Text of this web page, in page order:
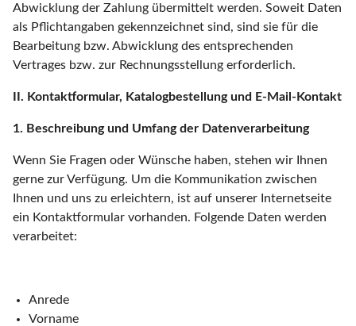
Abwicklung der Zahlung übermittelt werden. Soweit Daten
als Pflichtangaben gekennzeichnet sind, sind sie für die
Bearbeitung bzw. Abwicklung des entsprechenden
Vertrages bzw. zur Rechnungsstellung erforderlich.
II. Kontaktformular, Katalogbestellung und E-Mail-Kontakt
1. Beschreibung und Umfang der Datenverarbeitung
Wenn Sie Fragen oder Wünsche haben, stehen wir Ihnen
gerne zur Verfügung. Um die Kommunikation zwischen
Ihnen und uns zu erleichtern, ist auf unserer Internetseite
ein Kontaktformular vorhanden. Folgende Daten werden
verarbeitet:
Anrede
Vorname